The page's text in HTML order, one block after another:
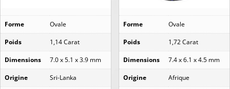
Forme Ovale
Poids 1,14 Carat
Dimensions 7.0 x 5.1 x 3.9 mm
Origine Sri-Lanka
Forme Ovale
Poids 1,72 Carat
Dimensions 7.4 x 6.1 x 4.5 mm
Origine Afrique